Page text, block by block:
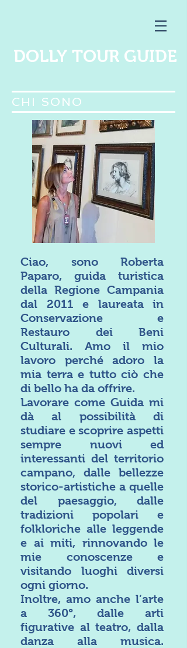
DOLLY TOUR GUIDE
CHI SONO
Ciao, sono Roberta
Paparo, guida turistica
della Regione Campania
dal 2011 e laureata in
Conservazione e
Restauro dei Beni
Culturali. Amo il mio
lavoro perché adoro la
mia terra e tutto ciò che
di bello ha da offrire.
Lavorare come Guida mi
dà al possibilità di
studiare e scoprire aspetti
sempre nuovi ed
interessanti del territorio
campano, dalle bellezze
storico-artistiche a quelle
del paesaggio, dalle
tradizioni popolari e
folkloriche alle leggende
e ai miti, rinnovando le
mie conoscenze e
visitando luoghi diversi
ogni giorno.
Inoltre, amo anche l’arte
a 360°, dalle arti
figurative al teatro, dalla
danza alla musica.